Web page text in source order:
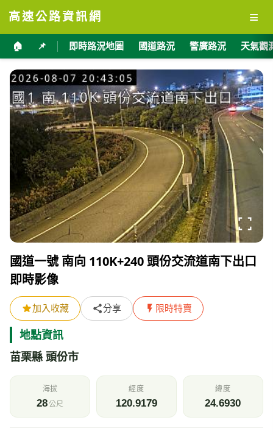
高速公路資訊網 ≡
🏠 📌 即時路況地圖 國道路況 警廣路況 天氣觀
國道一號 南向 110K+240 頭份交流道南下出口
即時影像
加入收藏 分享 限時特賣
地點資訊
苗栗縣 頭份市
海拔
28公尺
經度
120.9179
緯度
24.6930